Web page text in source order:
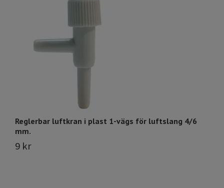
Reglerbar luftkran i plast 1-vägs för luftslang 4/6
mm.
9 kr